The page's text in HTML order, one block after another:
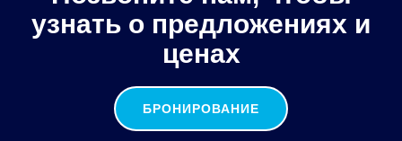
узнать о предложениях и
ценах
БРОНИРОВАНИЕ